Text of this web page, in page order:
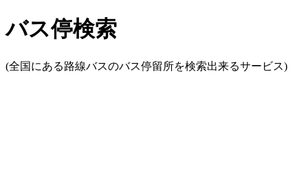
バス停検索
(全国にある路線バスのバス停留所を検索出来るサービス)